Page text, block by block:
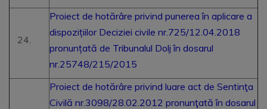
Proiect de hotărâre privind punerea în aplicare a
dispozițiilor Deciziei civile nr.725/12.04.2018
pronunțată de Tribunalul Dolj în dosarul
nr.25748/215/2015
Proiect de hotărâre privind luare act de Sentinţa
Civilă nr.3098/28.02.2012 pronunţată în dosarul